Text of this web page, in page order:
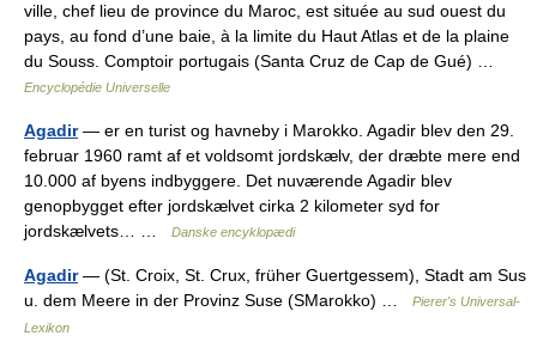
ville, chef lieu de province du Maroc, est située au sud ouest du
pays, au fond d’une baie, à la limite du Haut Atlas et de la plaine
du Souss. Comptoir portugais (Santa Cruz de Cap de Gué) …
Encyclopédie Universelle
Agadir— er en turist og havneby i Marokko. Agadir blev den 29.
februar 1960 ramt af et voldsomt jordskælv, der dræbte mere end
10.000 af byens indbyggere. Det nuværende Agadir blev
genopbygget efter jordskælvet cirka 2 kilometer syd for
jordskælvets… …
Danske encyklopædi
Agadir— (St. Croix, St. Crux, früher Guertgessem), Stadt am Sus
u. dem Meere in der Provinz Suse (SMarokko) …
Pierer's Universal-
Lexikon